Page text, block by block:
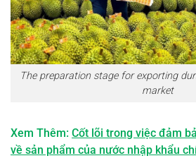
The preparation stage for exporting
market
Xem Thêm: Cốt lõi trong việc đảm
về sản phẩm của nước nhập khẩu